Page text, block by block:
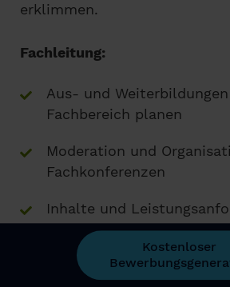
erklimmen.
Fachleitung:
Aus- und
Fachbereich planen
Moderation und
Fachkonferenzen
Inhalte und
dem Fachbereich
Verwaltungsaufgaben
Kostenloser